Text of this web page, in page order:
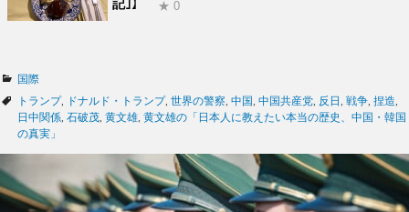
記｣】
★ 0
カ
テ
ゴ
リ
国際
タ
グ
トランプ, ドナルド・トランプ, 世界の警察 中国 中国共産党 反日 戦争 捏造
日中関係 石破茂 黄文雄 黄文雄の「日本人に教えたい本当の歴史、中国・韓国
の真実」